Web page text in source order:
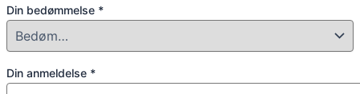
Din bedømmelse *
Din anmeldelse *